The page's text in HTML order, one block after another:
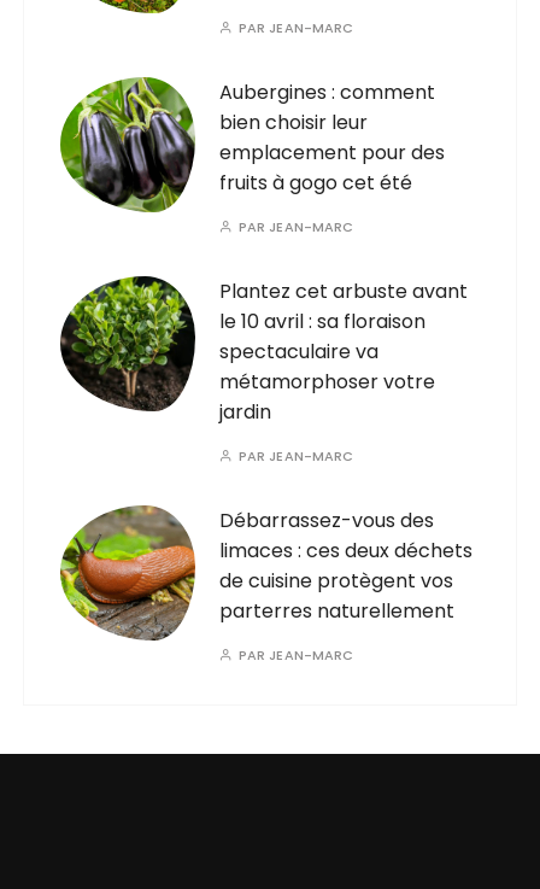
PAR JEAN-MARC
Aubergines : comment
bien choisir leur
emplacement pour des
fruits à gogo cet été
PAR JEAN-MARC
Plantez cet arbuste avant
le 10 avril : sa floraison
spectaculaire va
métamorphoser votre
jardin
PAR JEAN-MARC
Débarrassez-vous des
limaces : ces deux déchets
de cuisine protègent vos
parterres naturellement
PAR JEAN-MARC